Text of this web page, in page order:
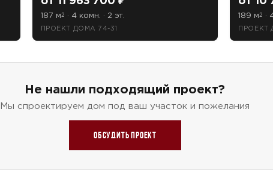
187 м 2 · 4 комн. · 2 эт.
ПРОЕКТ ДОМА 74-31
189 м2 ·
ПРОЕКТ
Не нашли подходящий проект?
Мы спроектируем дом под ваш участок и пожелания
Обсудить проект